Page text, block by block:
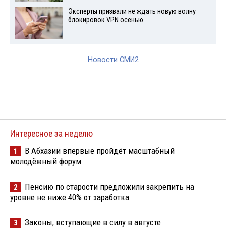
Эксперты призвали не ждать новую волну
блокировок VPN осенью
Новости СМИ2
Интересное за неделю
1
В Абхазии впервые пройдёт масштабный
молодёжный форум
2
Пенсию по старости предложили закрепить на
уровне не ниже 40% от заработка
3 Законы, вступающие в силу в августе